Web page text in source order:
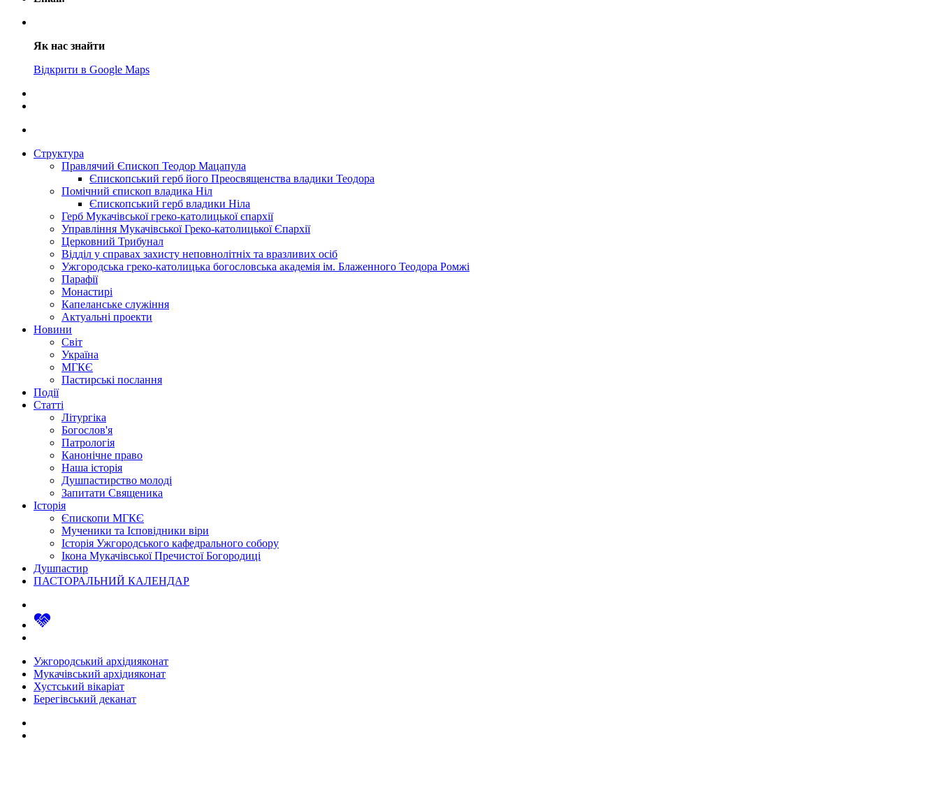
Як нас знайти
Відкрити в Google Maps
Структура
Правлячий Єпископ Теодор Мацапула
Єпископський герб його Преосвященства владики Теодора
Помічний єпископ владика Ніл
Єпископський герб владики Ніла
Герб Мукачівської греко-католицької єпархії
Управління Мукачівської Греко-католицької Єпархії
Церковний Трибунал
Відділ у справах захисту неповнолітніх та вразливих осіб
Ужгородська греко-католицька богословська академія ім. Блаженного Теодора Ромжі
Парафії
Монастирі
Капеланське служіння
Актуальні проекти
Новини
Світ
Україна
МГКЄ
Пастирські послання
Події
Статті
Літургіка
Богослов'я
Патрологія
Канонічне право
Наша історія
Душпастирство молоді
Запитати Священика
Історія
Єпископи МГКЄ
Мученики та Ісповідники віри
Історія Ужгородського кафедрального собору
Ікона Мукачівської Пречистої Богородиці
Душпастир
ПАСТОРАЛЬНИЙ КАЛЕНДАР
Ужгородський архідияконат
Мукачівський архідияконат
Хустський вікаріат
Берегівський деканат